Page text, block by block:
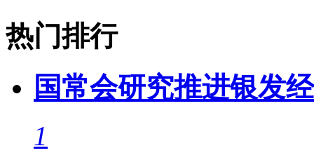
热门排行
国常会研究推进银发
1